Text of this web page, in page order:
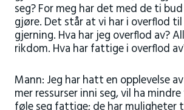
seg? For meg har det med de ti
gjøre. Det står at vi har i overflod
gjerning. Hva har jeg overflod av?
rikdom. Hva har fattige i overflod
Mann: Jeg har hatt en opplevelse
mer ressurser inni seg, vil ha